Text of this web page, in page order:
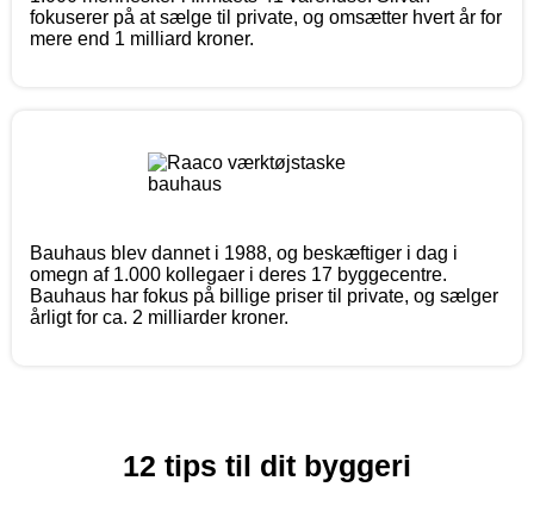
fokuserer på at sælge til private, og omsætter hvert år for
mere end 1 milliard kroner.
Bauhaus blev dannet i 1988, og beskæftiger i dag i
omegn af 1.000 kollegaer i deres 17 byggecentre.
Bauhaus har fokus på billige priser til private, og sælger
årligt for ca. 2 milliarder kroner.
12 tips til dit byggeri